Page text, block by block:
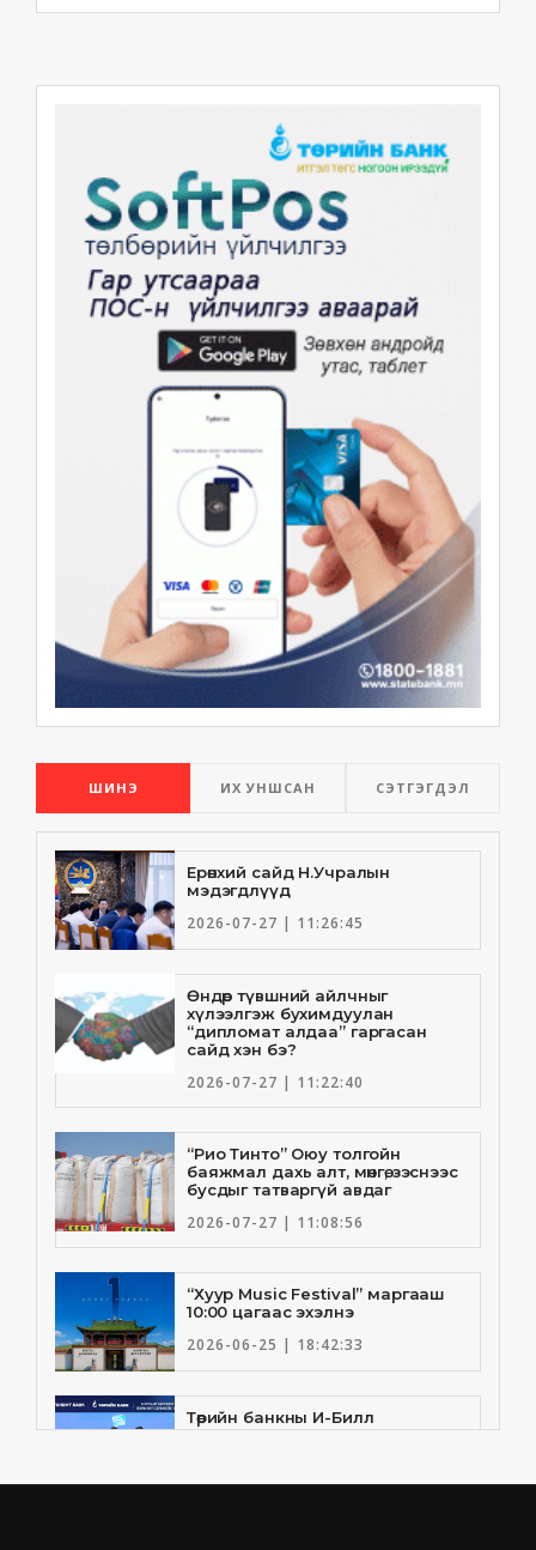
ШИНЭ ИХ УНШСАН СЭТГЭГДЭЛ
Ерөнхий сайд Н.Учралын
мэдэгдлүүд
2026-07-27 | 11:26:45
Өндөр түвшний айлчныг
хүлээлгэж бухимдуулан
“дипломат алдаа” гаргасан
сайд хэн бэ?
2026-07-27 | 11:22:40
“Рио Тинто” Оюу толгойн
баяжмал дахь алт, мөнгө, зэснээс
бусдыг татваргүй авдаг
2026-07-27 | 11:08:56
“Хуур Music Festival” маргааш
10:00 цагаас эхэлнэ
2026-06-25 | 18:42:33
Төрийн банкны И-Билл
үйлчилгээнд Голомт банк
2026-06-25 | 9:33:55